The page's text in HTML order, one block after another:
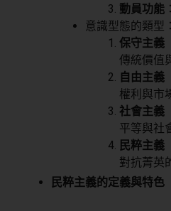
動員功能
意識型態的類型：
保守主義
傳統價值
自由主義
權利與市
社會主義
平等與社
民粹主義
對抗菁英
民粹主義的定義與特色